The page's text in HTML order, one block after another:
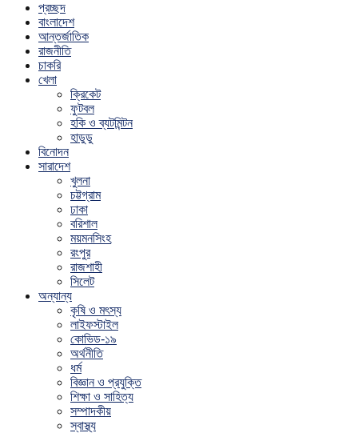
প্রচ্ছদ
বাংলাদেশ
আন্তর্জাতিক
রাজনীতি
চাকরি
খেলা
ক্রিকেট
ফুটবল
হকি ও ব্যটমিন্টন
হাডুডু
বিনোদন
সারাদেশ
খুলনা
চট্টগ্রাম
ঢাকা
বরিশাল
ময়মনসিংহ
রংপুর
রাজশাহী
সিলেট
অন্যান্য
কৃষি ও মৎস্য
লাইফস্টাইল
কোভিড-১৯
অর্থনীতি
ধর্ম
বিজ্ঞান ও প্রযুক্তি
শিক্ষা ও সাহিত্য
সম্পাদকীয়
স্বাস্থ্য